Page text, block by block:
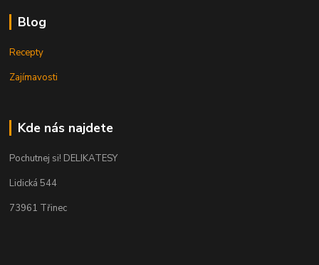
Blog
Recepty
Zajímavosti
Kde nás najdete
Pochutnej si! DELIKATESY
Lidická 544
73961 Třinec